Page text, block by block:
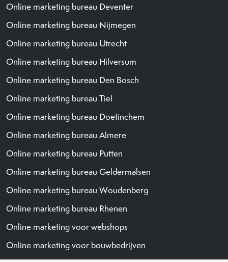
Online marketing bureau Deventer
Online marketing bureau Nijmegen
Online marketing bureau Utrecht
Online marketing bureau Hilversum
Online marketing bureau Den Bosch
Online marketing bureau Tiel
Online marketing bureau Doetinchem
Online marketing bureau Almere
Online marketing bureau Putten
Online marketing bureau Geldermalsen
Online marketing bureau Woudenberg
Online marketing bureau Rhenen
Online marketing voor webshops
Online marketing voor bouwbedrijven